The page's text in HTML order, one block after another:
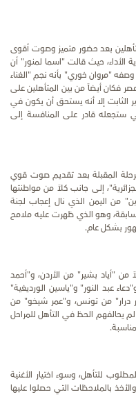
بعد حضور متميز وصوت أقوى
الأداء، حيث قالت "اسما لمنور" أن
"مروان خوري" بأنه نجم "الغناء
فكان أيضاً من بين المتأهلين على
الثابت إلا أنه يستحق أن يكون في
ستجعله قادر على المنافسة إلى
المقبلة بعد تقديم صوت قوي
إلى جانب كلاً من مواطنتها
من اليمن الذي نال إعجاب لجنة
وهو الذي ظهرت عليه ملامح
بشكل عام.
من "أياد بشير" من الأردن، و"أحمد
عبد النور" و"ياسين الورديغية"
درار" من تونس، و"عمر شيخو" من
يحالفهم الحظ في التأهل للمراحل
للتأهل، وسوء اختيار الأغنية
بالملاحظات التي حصلوا عليها